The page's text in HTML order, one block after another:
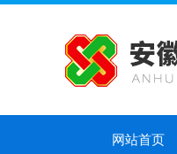
网站首页